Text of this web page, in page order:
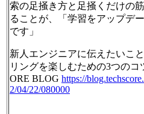
索の足掻き方と足掻くだけの
ることが、「学習をアップデ
です」
新人エンジニアに伝えたいこ
リングを楽しむための3つのコ
ORE BLOG https://
2/04/22/080000